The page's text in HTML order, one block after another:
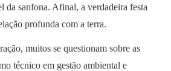
da sanfona. Afinal, a verdadeira festa
profunda com a terra.
muitos se questionam sobre as
técnico em gestão ambiental e